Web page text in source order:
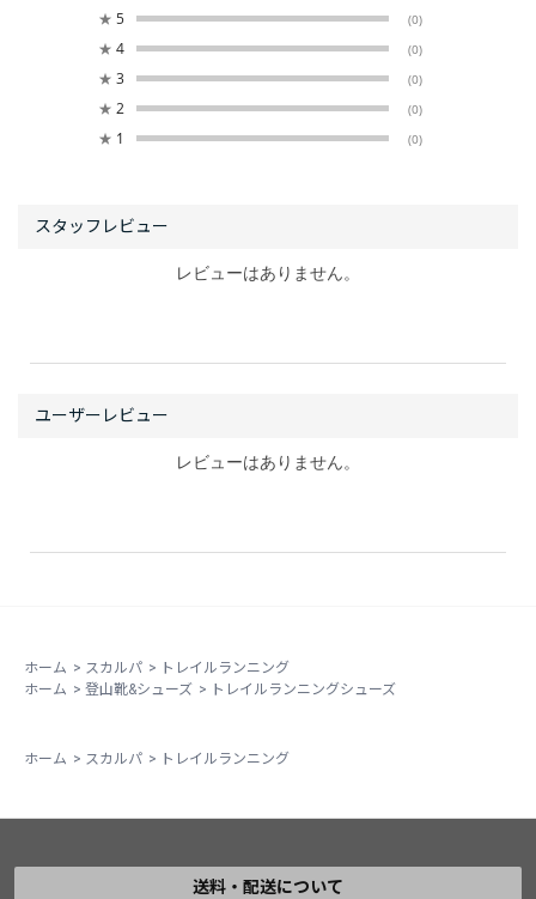
★ 5 (0)
★ 4 (0)
★ 3 (0)
★ 2 (0)
★ 1 (0)
レビューはありません。
レビューはありません。
ホーム > スカルパ >
トレイルランニング
ホーム > 登山靴&シューズ > トレイルランニングシューズ
ホーム > スカルパ > トレイルランニング
送料・配送について